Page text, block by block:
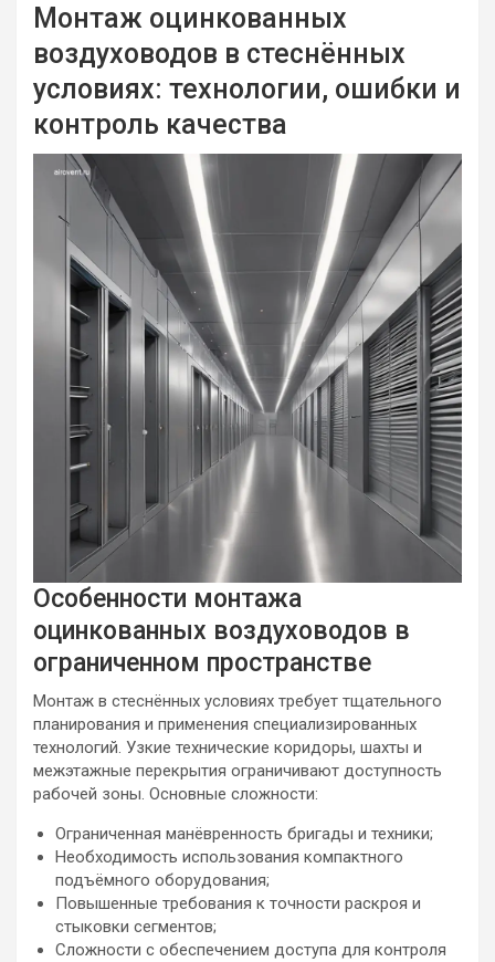
Монтаж оцинкованных
воздуховодов в стеснённых
условиях: технологии, ошибки и
контроль качества
Особенности монтажа
оцинкованных воздуховодов в
ограниченном пространстве
Монтаж в стеснённых условиях требует тщательного
планирования и применения специализированных
технологий. Узкие технические коридоры, шахты и
межэтажные перекрытия ограничивают доступность
рабочей зоны. Основные сложности:
Ограниченная манёвренность бригады и техники;
Необходимость использования компактного
подъёмного оборудования;
Повышенные требования к точности раскроя и
стыковки сегментов;
Сложности с обеспечением доступа для контроля